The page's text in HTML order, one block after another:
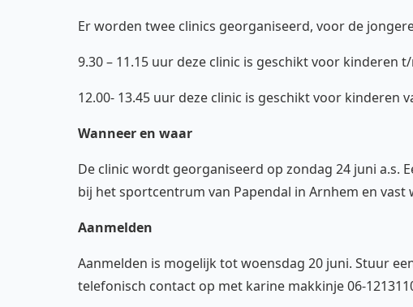
Er worden twee clinics georganiseerd, voor de
9.30 – 11.15 uur deze clinic is geschikt voor kinderen
12.00- 13.45 uur deze clinic is geschikt voor kinderen
Wanneer en waar
De clinic wordt georganiseerd op zondag 24 juni a.s.
bij het sportcentrum van Papendal in Arnhem en vast
Aanmelden
Aanmelden is mogelijk tot woensdag 20 juni. Stuur
telefonisch contact op met karine makkinje 06-